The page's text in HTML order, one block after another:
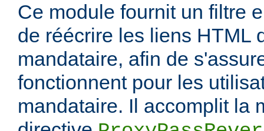
Ce module fournit un filtre
de réécrire les liens HTML
mandataire, afin de
fonctionnent pour les
mandataire. Il accomplit la